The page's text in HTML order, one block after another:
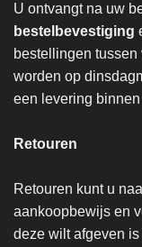
U ontvangt na uw
bestelbevestiging
bestellingen
worden op
een levering
Retouren
Retouren kunt u
aankoopbewijs en
deze wilt afgeven